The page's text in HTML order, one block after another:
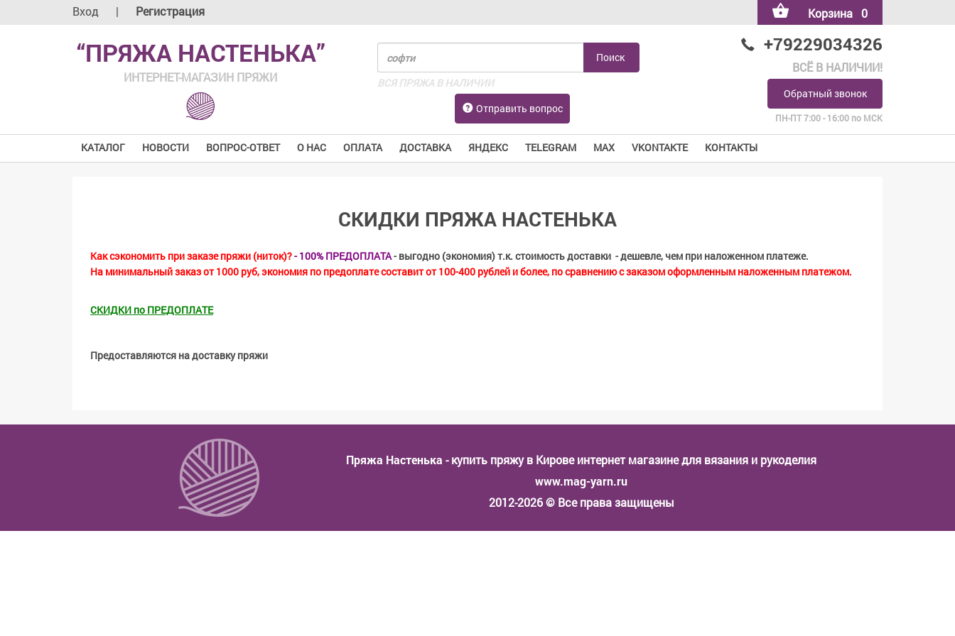
Вход | Регистрация Корзина 0
“ПРЯЖА НАСТЕНЬКА”
ИНТЕРНЕТ-МАГАЗИН ПРЯЖИ
ВСЯ ПРЯЖА В НАЛИЧИИ
Отправить вопрос
+79229034326
ВСЁ В НАЛИЧИИ!
Обратный звонок
ПН-ПТ 7:00 - 16:00 по МСК
КАТАЛОГ НОВОСТИ ВОПРОС-ОТВЕТ О НАС ОПЛАТА ДОСТАВКА ЯНДЕКС TELEGRAM MAX VKONTAKTE КОНТАКТЫ
СКИДКИ ПРЯЖА НАСТЕНЬКА
Как сэкономить при заказе пряжи (ниток)?- 100% ПРЕДОПЛАТА- выгодно (экономия) т.к. стоимость доставки -дешевле, чем при наложенном платеже.
На минимальный заказ от 1000 руб, экономия по предоплате составит от 100-400 рублей и более, по сравнению с заказом оформленным наложенным платежом.
СКИДКИ по ПРЕДОПЛАТЕ
Предоставляются на доставку пряжи
Пряжа Настенька - купить пряжу в Кирове интернет магазине для вязания и рукоделия
www.mag-yarn.ru
2012-2026 © Все права защищены